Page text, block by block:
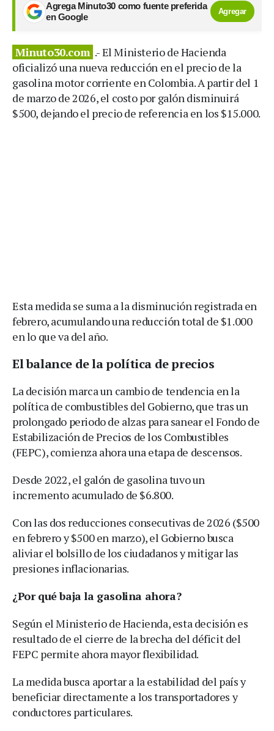
Agrega Minuto30 como fuente preferida
en Google
Agregar
Minuto30.com .- El Ministerio de Hacienda
oficializó una nueva reducción en el precio de la
gasolina motor corriente en Colombia. A partir del 1
de marzo de 2026, el costo por galón disminuirá
$500, dejando el precio de referencia en los $15.000.
Esta medida se suma a la disminución registrada en
febrero, acumulando una reducción total de $1.000
en lo que va del año.
El balance de la política de precios
La decisión marca un cambio de tendencia en la
política de combustibles del Gobierno, que tras un
prolongado periodo de alzas para sanear el Fondo de
Estabilización de Precios de los Combustibles
(FEPC), comienza ahora una etapa de descensos.
Desde 2022, el galón de gasolina tuvo un
incremento acumulado de $6.800.
Con las dos reducciones consecutivas de 2026 ($500
en febrero y $500 en marzo), el Gobierno busca
aliviar el bolsillo de los ciudadanos y mitigar las
presiones inflacionarias.
¿Por qué baja la gasolina ahora?
Según el Ministerio de Hacienda, esta decisión es
resultado de el cierre de la brecha del déficit del
FEPC permite ahora mayor flexibilidad.
La medida busca aportar a la estabilidad del país y
beneficiar directamente a los transportadores y
conductores particulares.